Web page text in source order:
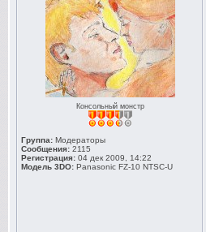
Консольный монстр
Группа: Модераторы
Сообщения: 2115
Регистрация: 04 дек 2009, 14:22
Модель 3DO: Panasonic FZ-10 NTSC-U